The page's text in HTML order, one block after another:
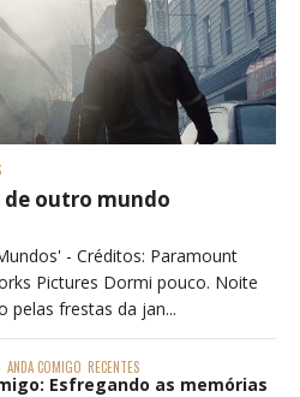
de outro mundo
- Créditos: Paramount
Pictures Dormi pouco. Noite
pelas frestas da jan...
ANDA COMIGO RECENTES
Esfregando as memórias